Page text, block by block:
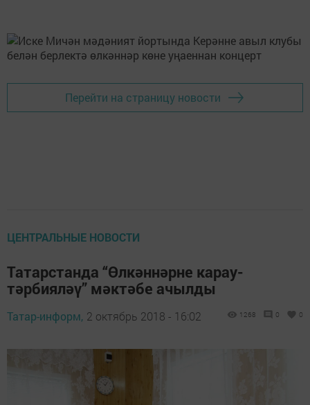
Перейти на страницу новости
ЦЕНТРАЛЬНЫЕ НОВОСТИ
Татарстанда “Өлкәннәрне карау-
тәрбияләү” мәктәбе ачылды
Татар-информ, 2 октябрь 2018 - 16:02 1268 0 0